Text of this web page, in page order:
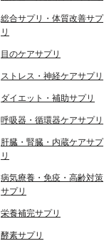
総合サプリ・体質改善サプ
リ
目のケアサプリ
ストレス・神経ケアサプリ
ダイエット・補助サプリ
呼吸器・循環器ケアサプリ
肝臓・腎臓・内蔵ケアサプ
リ
病気療養・免疫・高齢対策
サプリ
栄養補完サプリ
酵素サプリ